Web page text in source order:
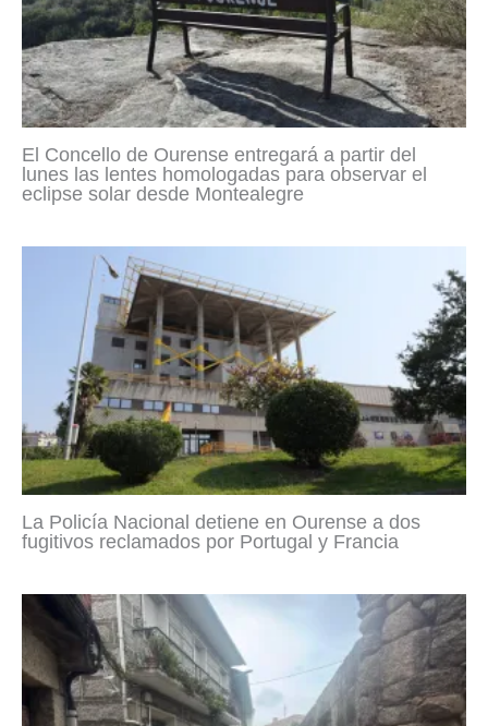
El Concello de Ourense entregará a partir del
lunes las lentes homologadas para observar el
eclipse solar desde Montealegre
La Policía Nacional detiene en Ourense a dos
fugitivos reclamados por Portugal y Francia